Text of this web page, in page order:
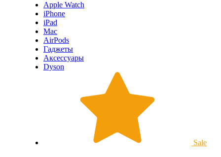
Apple Watch
iPhone
iPad
Mac
AirPods
Гаджеты
Аксессуары
Dyson
Sale